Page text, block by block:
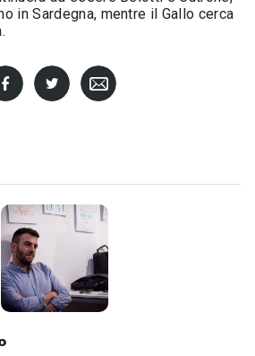
in Sardegna, mentre il Gallo cerca